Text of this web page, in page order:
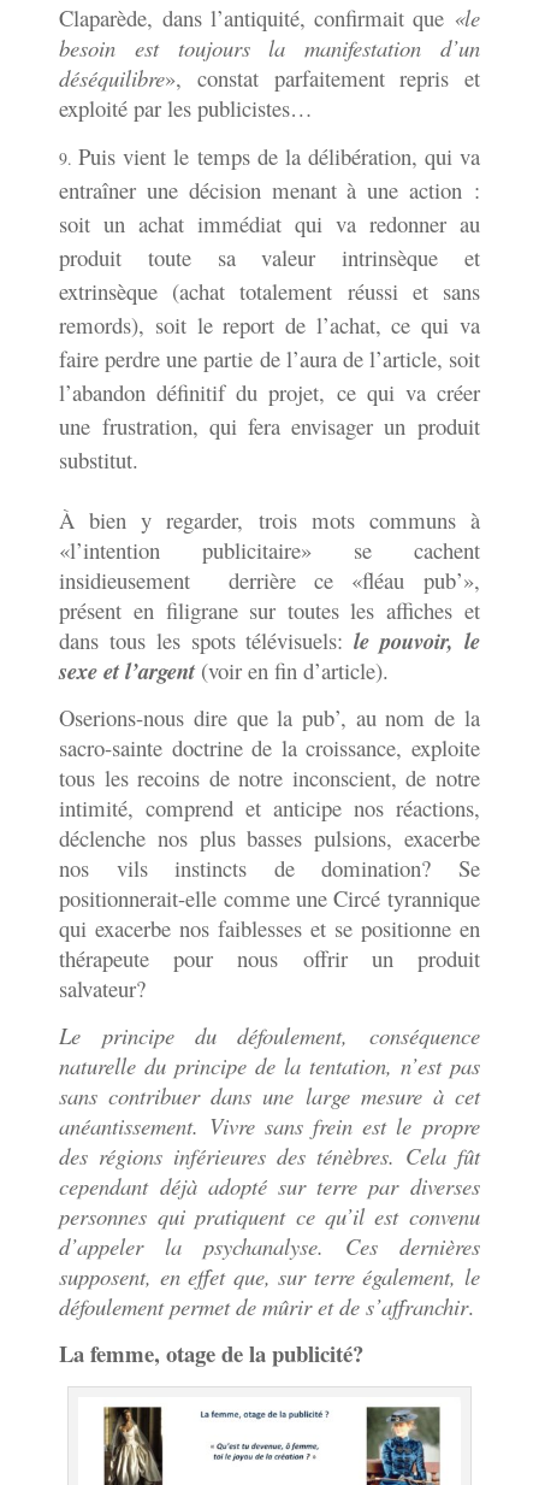
Claparède, dans l’antiquité, confirmait que «le
besoin est toujours la manifestation d’un
déséquilibre», constat parfaitement repris et
exploité par les publicistes…
Puis vient le temps de la délibération, qui va
entraîner une décision menant à une action :
soit un achat immédiat qui va redonner au
produit toute sa valeur intrinsèque et
extrinsèque (achat totalement réussi et sans
remords), soit le report de l’achat, ce qui va
faire perdre une partie de l’aura de l’article, soit
l’abandon définitif du projet, ce qui va créer
une frustration, qui fera envisager un produit
substitut.
À bien y regarder, trois mots communs à
«l’intention publicitaire» se cachent
insidieusement derrière ce «fléau pub’»,
présent en filigrane sur toutes les affiches et
dans tous les spots télévisuels:le pouvoir, le
sexe et l’argent (voir en fin d’article).
Oserions-nous dire que la pub’, au nom de la
sacro-sainte doctrine de la croissance, exploite
tous les recoins de notre inconscient, de notre
intimité, comprend et anticipe nos réactions,
déclenche nos plus basses pulsions, exacerbe
nos vils instincts de domination? Se
positionnerait-elle comme une Circé tyrannique
qui exacerbe nos faiblesses et se positionne en
thérapeute pour nous offrir un produit
salvateur?
Le principe du défoulement, conséquence
naturelle du principe de la tentation, n’est pas
sans contribuer dans une large mesure à cet
anéantissement. Vivre sans frein est le propre
des régions inférieures des ténèbres. Cela fût
cependant déjà adopté sur terre par diverses
personnes qui pratiquent ce qu’il est convenu
d’appeler la psychanalyse. Ces dernières
supposent, en effet que, sur terre également, le
défoulement permet de mûrir et de s’affranchir.
La femme, otage de la publicité?